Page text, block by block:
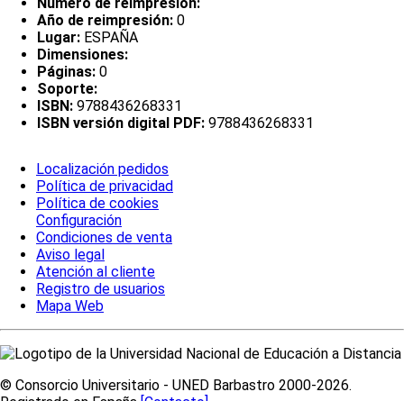
Año de reimpresión: 0
Lugar: ESPAÑA
Dimensiones:
Páginas: 0
Soporte:
ISBN: 9788436268331
ISBN versión digital PDF: 9788436268331
Localización pedidos
Política de privacidad
Política de cookies
Configuración
Condiciones de venta
Aviso legal
Atención al cliente
Registro de usuarios
Mapa Web
© Consorcio Universitario - UNED Barbastro 2000-2026.